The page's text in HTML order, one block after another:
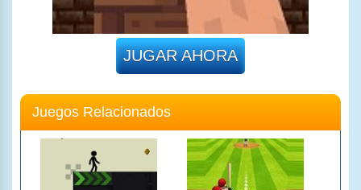
JUGAR AHORA
Juegos Relacionados